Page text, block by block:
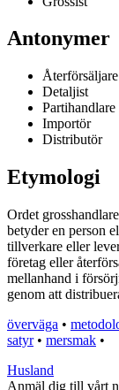
Antonymer
Återförsäljare
Detaljist
Partihandlare
Importör
Distributör
Etymologi
Ordet
betyder en person
tillverkare eller
företag eller
mellanhand i
genom att
överväga •
satyr• mersmak •
Husland
Anmäl dig till vårt